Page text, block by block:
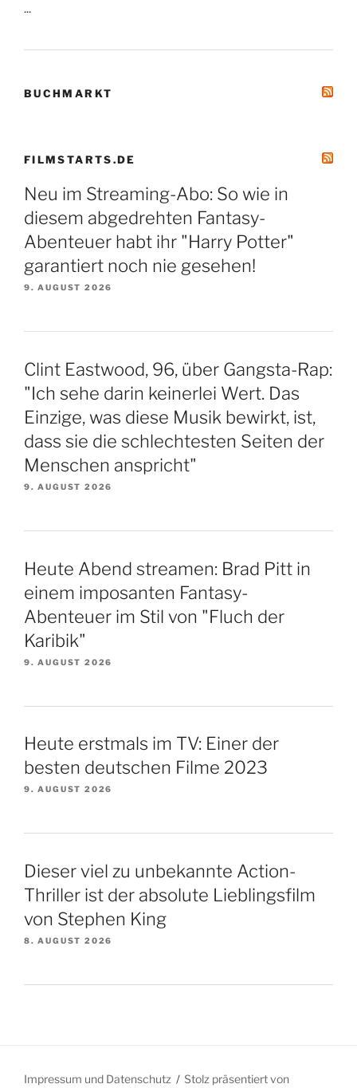
...
BUCHMARKT
FILMSTARTS.DE
Neu im Streaming-Abo: So wie in
diesem abgedrehten Fantasy-
Abenteuer habt ihr "Harry Potter"
garantiert noch nie gesehen!
9. AUGUST 2026
Clint Eastwood, 96, über Gangsta-Rap:
"Ich sehe darin keinerlei Wert. Das
Einzige, was diese Musik bewirkt, ist,
dass sie die schlechtesten Seiten der
Menschen anspricht"
9. AUGUST 2026
Heute Abend streamen: Brad Pitt in
einem imposanten Fantasy-
Abenteuer im Stil von "Fluch der
Karibik"
9. AUGUST 2026
Heute erstmals im TV: Einer der
besten deutschen Filme 2023
9. AUGUST 2026
Dieser viel zu unbekannte Action-
Thriller ist der absolute Lieblingsfilm
von Stephen King
8. AUGUST 2026
Impressum und Datenschutz Stolz präsentiert von